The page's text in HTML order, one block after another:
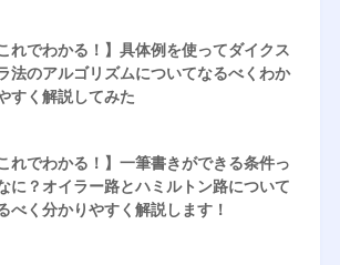
これでわかる！】具体例を使ってダイクス
法のアルゴリズムについてなるべくわか
すく解説してみた
これでわかる！】一筆書きができる条件っ
に？オイラー路とハミルトン路について
べく分かりやすく解説します！